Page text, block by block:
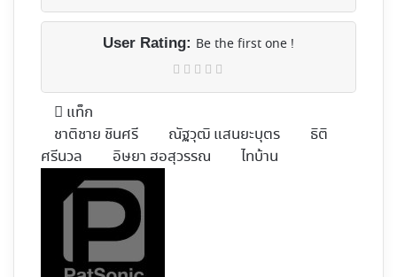
User Rating: Be the first one !
แท็ก
ชาติชาย ชินศรี
ณัฐวุฒิ แสนยะบุตร
ธิติ
ศรีนวล
อิษยา ฮอสุวรรณ ไทบ้าน